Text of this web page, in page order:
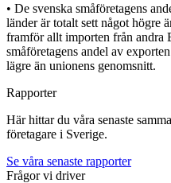
• De svenska småföretagens
länder är totalt sett något högre
framför allt importen från andra
småföretagens andel av
lägre än unionens genomsnitt.
Rapporter
Här hittar du våra senaste
företagare i Sverige.
Se våra senaste rapporter
Frågor vi driver